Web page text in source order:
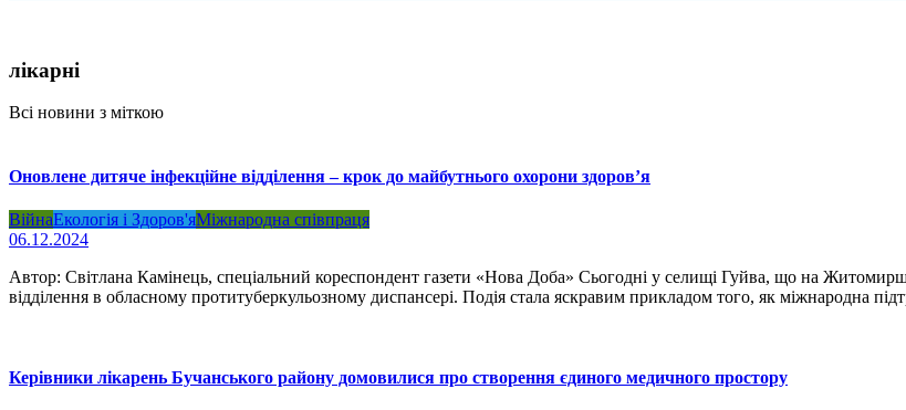
лікарні
Всі новини з міткою
Оновлене дитяче інфекційне відділення – крок до майбутнього охорони здоров’я
ВійнаЕкологія і Здоров'яМіжнародна співпраця
06.12.2024
Автор: Світлана Камінець, спеціальний кореспондент газети «Нова Доба» Сьогодні у селищі Гуйва, що на
відділення в обласному протитуберкульозному диспансері. Подія стала яскравим прикладом того, як міжнародна
Керівники лікарень Бучанського району домовилися про створення єдиного медичного простору